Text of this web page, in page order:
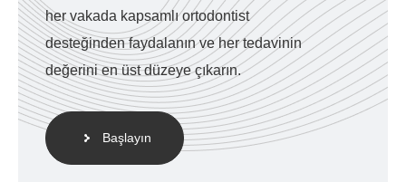
her vakada kapsamlı ortodontist
desteğinden faydalanın ve her tedavinin
değerini en üst düzeye çıkarın.
Başlayın